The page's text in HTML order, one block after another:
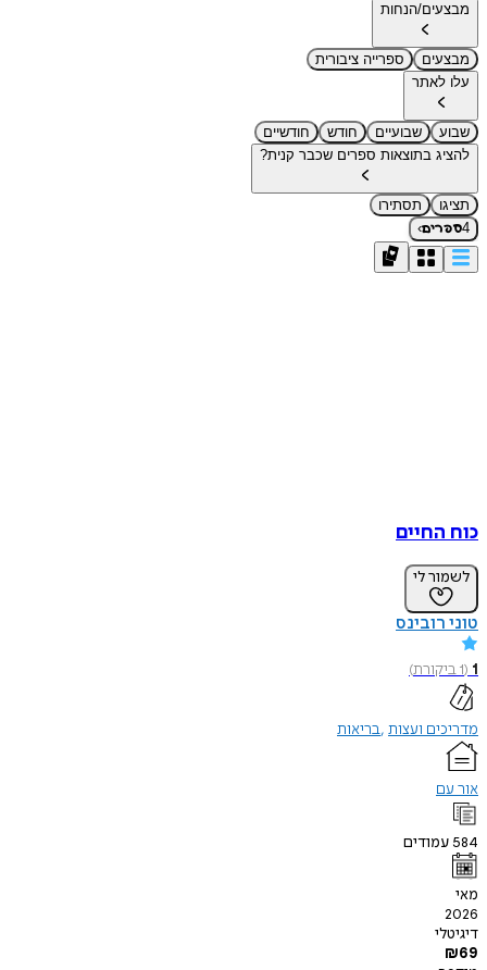
מבצעים/הנחות
מבצעים
ספרייה ציבורית
עלו לאתר
שבוע שבועיים חודש
חודשיים
להציג בתוצאות ספרים שכבר קנית?
תציגו
תסתירו
4ספרים›
כוח החיים
לשמור לי
טוני רובינס
1
(
1ביקורת)
מדריכים ועצות בריאות
אור עם
584 עמודים
מאי
2026
דיגיטלי
₪69